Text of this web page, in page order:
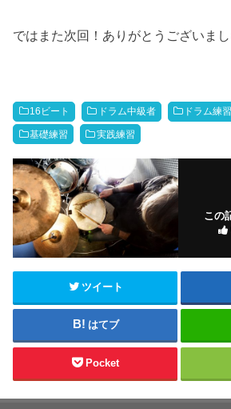
ではまた次回！ありがとうございまし
16ビート ドラム中級者 ドラム練習
基礎練習 実践練習
この
ツイート
はてブ
Pocket